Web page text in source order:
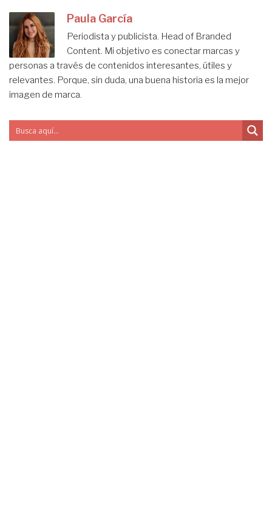
Paula García
Periodista y publicista. Head of Branded
Content. Mi objetivo es conectar marcas y
personas a través de contenidos interesantes, útiles y
relevantes. Porque, sin duda, una buena historia es la mejor
imagen de marca.